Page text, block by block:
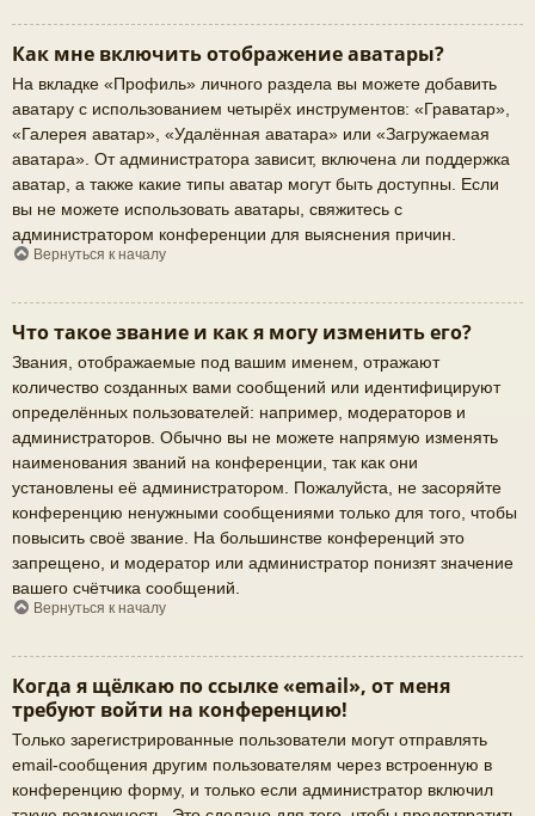
Как мне включить отображение аватары?
На вкладке «Профиль» личного раздела вы можете добавить
аватару с использованием четырёх инструментов: «Граватар»,
«Галерея аватар», «Удалённая аватара» или «Загружаемая
аватара». От администратора зависит, включена ли поддержка
аватар, а также какие типы аватар могут быть доступны. Если
вы не можете использовать аватары, свяжитесь с
администратором конференции для выяснения причин.
Вернуться к началу
Что такое звание и как я могу изменить его?
Звания, отображаемые под вашим именем, отражают
количество созданных вами сообщений или идентифицируют
определённых пользователей: например, модераторов и
администраторов. Обычно вы не можете напрямую изменять
наименования званий на конференции, так как они
установлены её администратором. Пожалуйста, не засоряйте
конференцию ненужными сообщениями только для того, чтобы
повысить своё звание. На большинстве конференций это
запрещено, и модератор или администратор понизят значение
вашего счётчика сообщений.
Вернуться к началу
Когда я щёлкаю по ссылке «email», от меня
требуют войти на конференцию!
Только зарегистрированные пользователи могут отправлять
email-сообщения другим пользователям через встроенную в
конференцию форму, и только если администратор включил